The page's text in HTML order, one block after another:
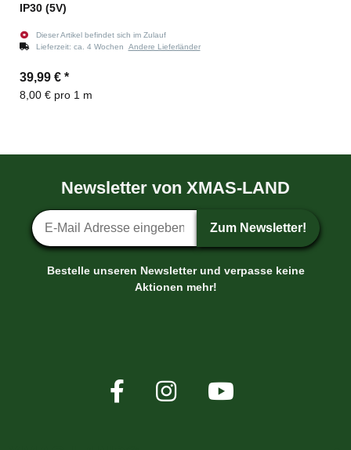
IP30 (5V)
Dieser Artikel befindet sich im Zulauf
Lieferzeit: ca. 4 Wochen Andere Lieferländer
39,99 € *
8,00 € pro 1 m
Newsletter von XMAS-LAND
Newsletter-Anmeldung
Zum Newsletter!
Bestelle unseren Newsletter und verpasse keine
Aktionen mehr!